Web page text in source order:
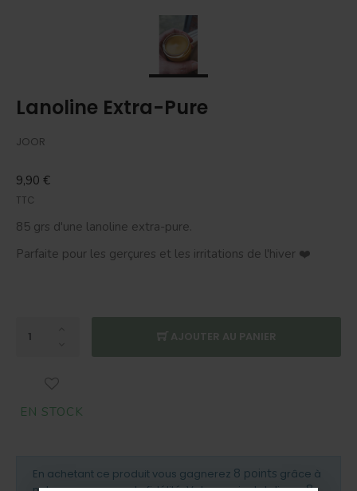
Lanoline Extra-Pure
JOOR
9,90 €
TTC
85 grs d'une lanoline extra-pure.
Parfaite pour les gerçures et les irritations de l'hiver ❤️
AJOUTER AU PANIER
EN STOCK
En achetant ce produit vous gagnerez 8 points grâce à